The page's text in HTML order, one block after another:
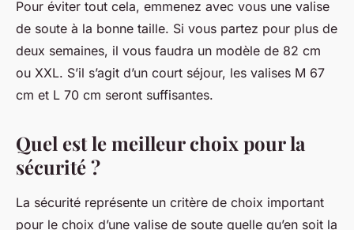
Pour éviter tout cela, emmenez avec vous une valise
de soute à la bonne taille. Si vous partez pour plus de
deux semaines, il vous faudra un modèle de 82 cm
ou XXL. S’il s’agit d’un court séjour, les valises M 67
cm et L 70 cm seront suffisantes.
Quel est le meilleur choix pour la
sécurité ?
La sécurité représente un critère de choix important
pour le choix d’une valise de soute quelle qu’en soit la